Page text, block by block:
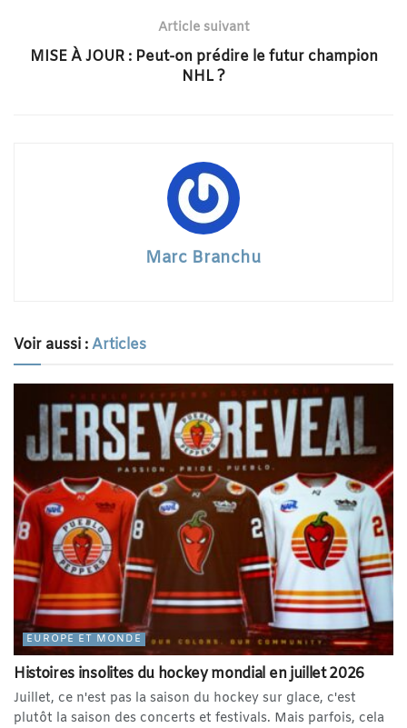
Article suivant
MISE À JOUR : Peut-on prédire le futur champion
NHL ?
Marc Branchu
Voir aussi :Articles
EUROPE ET MONDE
Histoires insolites du hockey mondial en juillet 2026
Juillet, ce n'est pas la saison du hockey sur glace, c'est
plutôt la saison des concerts et festivals. Mais parfois, cela